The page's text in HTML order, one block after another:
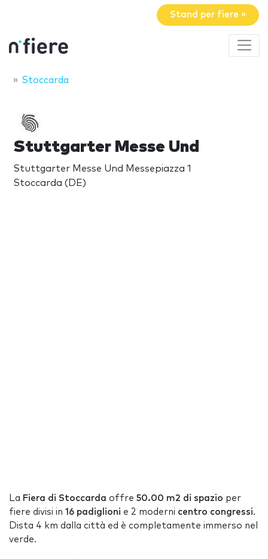
Stand per fiere »
Stoccarda
Stuttgarter Messe Und
Stuttgarter Messe Und Messepiazza 1
Stoccarda (DE)
La Fiera di Stoccarda offre 50.00 m2 di spazio per
fiere divisi in 16 padiglioni e 2 moderni centro congressi.
Dista 4 km dalla città ed è completamente immerso nel
verde.